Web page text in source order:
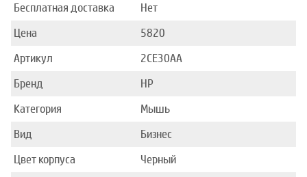
Бесплатная доставка
Нет
Цена
5820
Артикул
2CE30AA
Бренд
HP
Категория
Мышь
Вид
Бизнес
Цвет корпуса
Черный